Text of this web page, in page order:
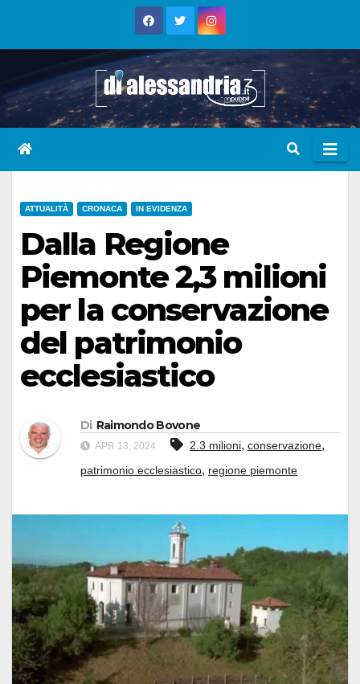
ATTUALITÀ CRONACA IN EVIDENZA
Dalla Regione
Piemonte 2,3 milioni
per la conservazione
del patrimonio
ecclesiastico
Di Raimondo Bovone
APR 13, 2024 2.3 milioni, conservazione,
patrimonio ecclesiastico, regione piemonte